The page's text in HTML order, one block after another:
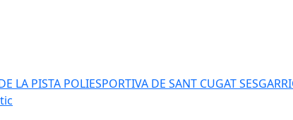
LA PISTA POLIESPORTIVA DE SANT CUGAT